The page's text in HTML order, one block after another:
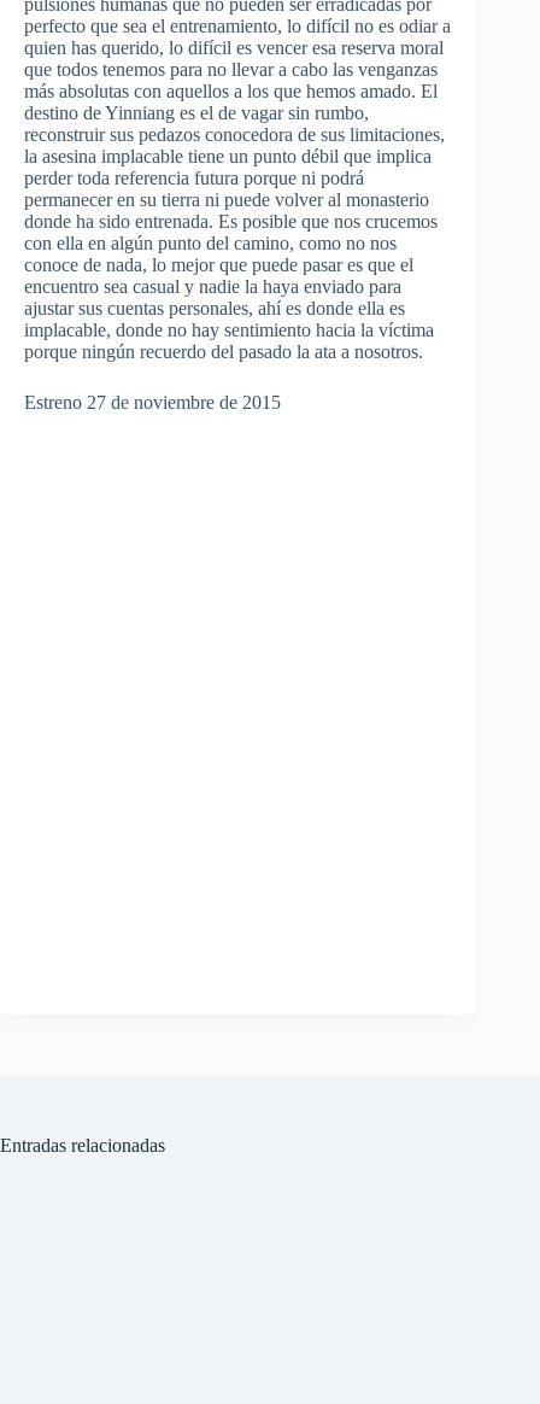
pulsiones humanas que no pueden ser erradicadas por
perfecto que sea el entrenamiento, lo difícil no es odiara
quien has querido, lo difícil es vencer esa reserva moral
que todos tenemos para no llevara cabo las venganzas
más absolutas con aquellos a los que hemos amado. El
destino deYinniang es el de vagarsin rumbo,
reconstruir sus pedazos conocedora de sus limitaciones,
la asesina implacable tiene un punto débil que implica
perder toda referencia futura porque ni podrá
permaneceren su tierra ni puede volveral monasterio
donde ha sido entrenada. Es posible que nos crucemos
con ella en algún punto del camino, como no nos
conoce de nada, lo mejor que puede pasar es que el
encuentro sea casual y nadie la haya enviado para
ajustar sus cuentas personales, ahí es donde ella es
implacable, donde no hay sentimiento hacia la víctima
porque ningún recuerdo del pasado la ata a nosotros.
Estreno 27 de noviembre de 2015
Entradas relacionadas